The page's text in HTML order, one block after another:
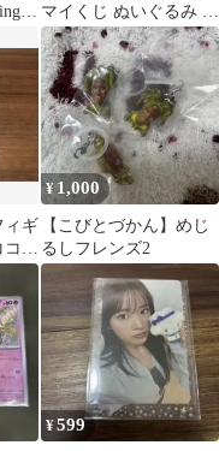
マイくじ ぬいぐるみ シ
ーサー
ィギ
イ
¥1,000
【こびとづかん】めじ
るしフレンズ2
¥599